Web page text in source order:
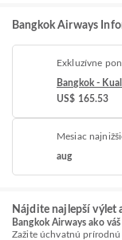
Bangkok Airways
Exkluzívne
Bangkok -
US$ 165.53
Mesiac
aug
Nájdite najlepší výlet
Bangkok Airways ako
Zažite úchvatnú prírodnú